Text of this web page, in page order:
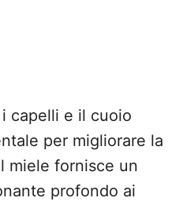
capelli e il cuoio
per migliorare la
miele fornisce un
profondo ai